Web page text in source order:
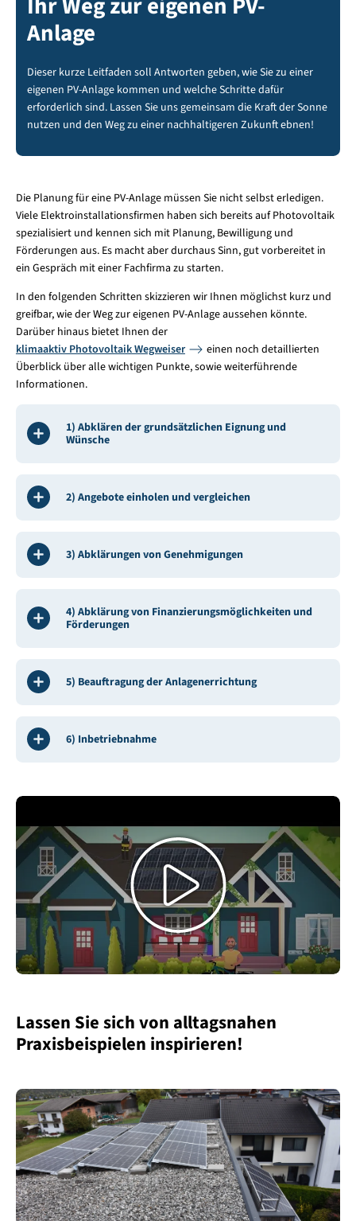
Anlage
Dieser kurze Leitfaden soll Antworten geben, wie Sie zu einer
eigenen PV-Anlage kommen und welche Schritte dafür
erforderlich sind. Lassen Sie uns gemeinsam die Kraft der Sonne
nutzen und den Weg zu einer nachhaltigeren Zukunft ebnen!
Die Planung für eine PV-Anlage müssen Sie nicht selbst erledigen.
Viele Elektroinstallationsfirmen haben sich bereits auf Photovoltaik
spezialisiert und kennen sich mit Planung, Bewilligung und
Förderungen aus. Es macht aber durchaus Sinn, gut vorbereitet in
ein Gespräch mit einer Fachfirma zu starten.
In den folgenden Schritten skizzieren wir Ihnen möglichst kurz und
greifbar, wie der Weg zur eigenen PV-Anlage aussehen könnte.
Darüber hinaus bietet Ihnen der
klimaaktiv Photovoltaik Wegweiser
einen noch detaillierten
Überblick über alle wichtigen Punkte, sowie weiterführende
Informationen.
1) Abklären der grundsätzlichen Eignung und
Wünsche
2) Angebote einholen und vergleichen
3) Abklärungen von Genehmigungen
4) Abklärung von Finanzierungsmöglichkeiten und
Förderungen
5) Beauftragung der Anlagenerrichtung
6) Inbetriebnahme
Video
Lassen Sie sich von alltagsnahen
Praxisbeispielen inspirieren!